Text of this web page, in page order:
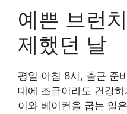
예쁜 브런
제했던 날
평일 아침 8시, 출근 준
대에 조금이라도 건강
이와 베이컨을 굽는 일